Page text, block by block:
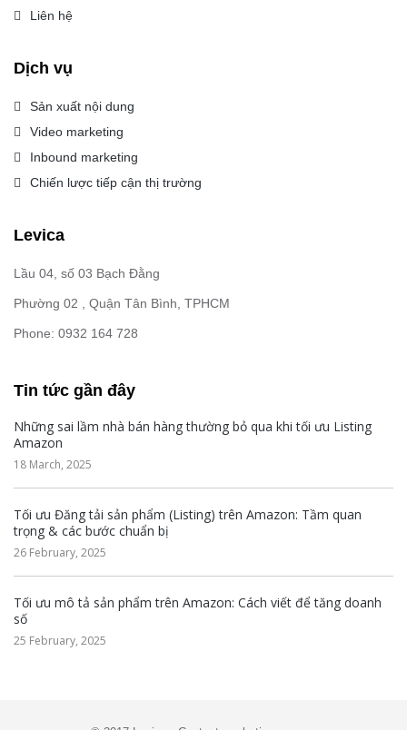
Liên hệ
Dịch vụ
Sản xuất nội dung
Video marketing
Inbound marketing
Chiến lược tiếp cận thị trường
Levica
Lầu 04, số 03 Bạch Đằng
Phường 02 , Quận Tân Bình, TPHCM
Phone: 0932 164 728
Tin tức gần đây
Những sai lầm nhà bán hàng thường bỏ qua khi tối ưu Listing
Amazon
18 March, 2025
Tối ưu Đăng tải sản phẩm (Listing) trên Amazon: Tầm quan
trọng & các bước chuẩn bị
26 February, 2025
Tối ưu mô tả sản phẩm trên Amazon: Cách viết để tăng doanh
số
25 February, 2025